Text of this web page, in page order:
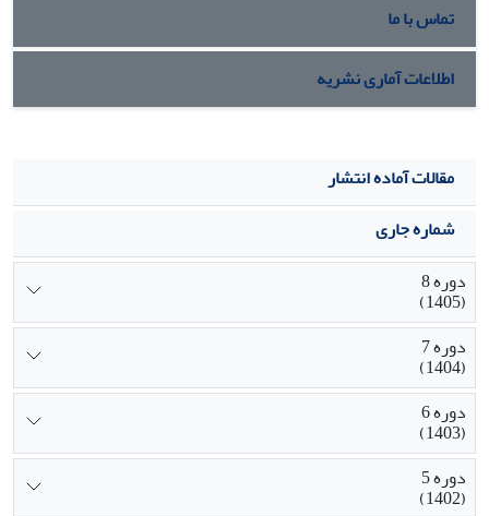
تماس با ما
اطلاعات آماری نشریه
مقالات آماده انتشار
شماره جاری
دوره 8
(1405)
دوره 7
(1404)
دوره 6
(1403)
دوره 5
(1402)